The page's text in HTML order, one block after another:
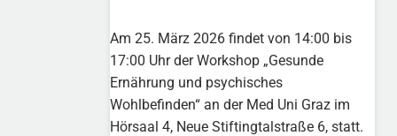
Am 25. März 2026 findet von 14:00 bis
17:00 Uhr der Workshop „Gesunde
Ernährung und psychisches
Wohlbefinden“ an der Med Uni Graz im
Hörsaal 4, Neue Stiftingtalstraße 6, statt.